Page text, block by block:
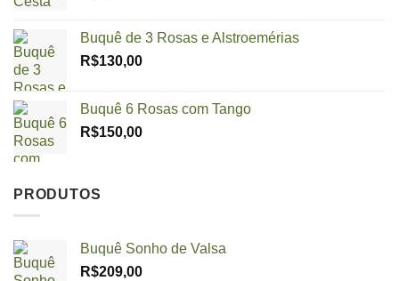
Buquê de 3 Rosas e Alstroemérias
R$130,00
Buquê 6 Rosas com Tango
R$150,00
PRODUTOS
Buquê Sonho de Valsa
R$209,00